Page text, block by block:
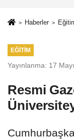
Haberler
EĞITIM
Yayınlanma: 17
Resmi